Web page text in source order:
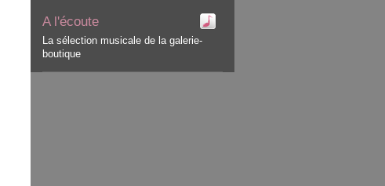
A l'écoute
La sélection musicale de la galerie-
boutique